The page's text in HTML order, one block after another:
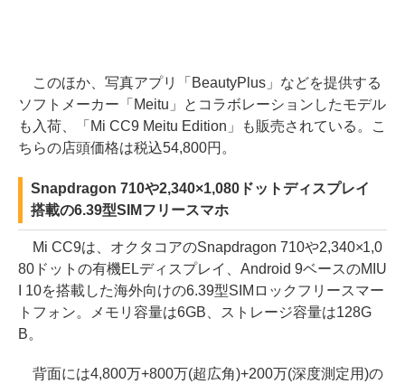
このほか、写真アプリ「BeautyPlus」などを提供する
ソフトメーカー「Meitu」とコラボレーションしたモデル
も入荷、「Mi CC9 Meitu Edition」も販売されている。こ
ちらの店頭価格は税込54,800円。
Snapdragon 710や2,340×1,080ドットディスプレイ
搭載の6.39型SIMフリースマホ
Mi CC9は、オクタコアのSnapdragon 710や2,340×1,0
80ドットの有機ELディスプレイ、Android 9ベースのMIU
I 10を搭載した海外向けの6.39型SIMロックフリースマー
トフォン。メモリ容量は6GB、ストレージ容量は128G
B。
背面には4,800万+800万(超広角)+200万(深度測定用)の